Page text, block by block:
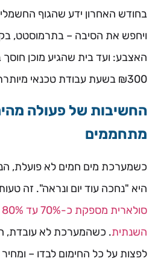
בחודש האחרון ידע שהגוף
ויחפש את הסיבה – בתרמוסטט,
₪300 בשעת עבודת טכנאי מיותרת.
החשיבות של פעולה
מתחממים
כשמערכת מים חמים לא פועלת,
היא "נחכה עוד יום ונראה". זה
השנתית. כשהמערכת לא עובדת,
לפצות על כל החימום לבדו –